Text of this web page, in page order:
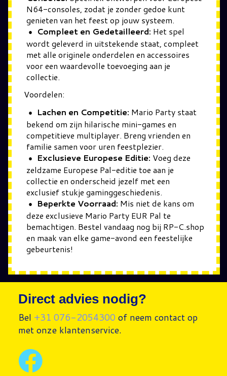
N64-consoles, zodat je zonder gedoe kunt
genieten van het feest op jouw systeem.
Compleet en Gedetailleerd: Het spel
wordt geleverd in uitstekende staat, compleet
met alle originele onderdelen en accessoires
voor een waardevolle toevoeging aan je
collectie.
Voordelen:
Lachen en Competitie: Mario Party staat
bekend om zijn hilarische mini-games en
competitieve multiplayer. Breng vrienden en
familie samen voor uren feestplezier.
Exclusieve Europese Editie: Voeg deze
zeldzame Europese Pal-editie toe aan je
collectie en onderscheid jezelf met een
exclusief stukje gaminggeschiedenis.
Beperkte Voorraad: Mis niet de kans om
deze exclusieve Mario Party EUR Pal te
bemachtigen. Bestel vandaag nog bij RP-C.shop
en maak van elke game-avond een feestelijke
gebeurtenis!
Direct advies nodig?
Bel +31 076-2054300 of neem contact op
met onze klantenservice.